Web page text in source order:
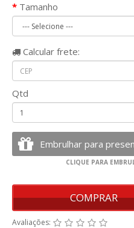
Tamanho
Calcular frete:
Qtd
COMPRAR
Avaliações: